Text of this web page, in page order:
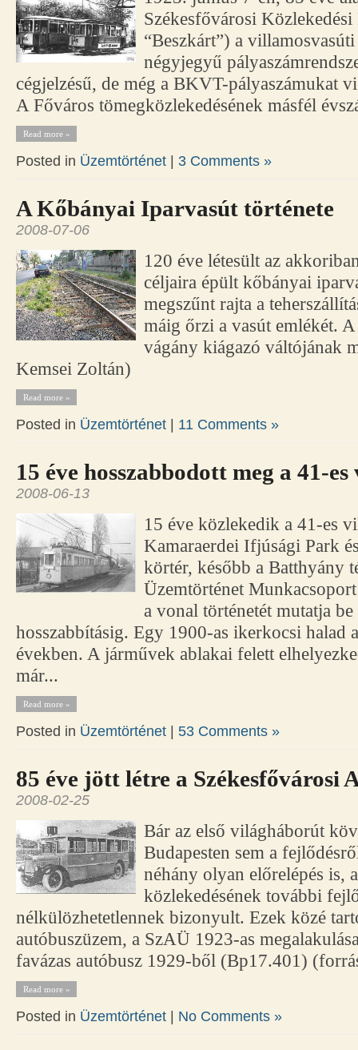
Székesfővárosi
“Beszkárt”) a
négyjegyű
cégjelzésű, de még a BKVT-pályaszámukat
A Főváros tömegközlekedésének másfél
Read more »
Posted in Üzemtörténet 3 Comments »
A Kőbányai Iparvasút története
2008-07-06
120 éve létesült az
céljaira épült kőbányai
megszűnt rajta a
máig őrzi a vasút emlékét.
vágány kiágazó váltójának
Kemsei Zoltán)
Read more »
Posted in Üzemtörténet 11 Comments »
15 éve hosszabbodott meg a 41-
2008-06-13
15 éve közlekedik a 41-es
Kamaraerdei Ifjúsági Park
körtér, később a Batthyány
Üzemtörténet
a vonal történetét mutatja
hosszabbításig. Egy 1900-as ikerkocsi halad
években. A járművek ablakai felett
már...
Read more »
Posted in Üzemtörténet 53 Comments »
85 éve jött létre a Székesfővárosi
2008-02-25
Bár az első világháborút
Budapesten sem a
néhány olyan előrelépés is,
közlekedésének további
nélkülözhetetlennek bizonyult. Ezek közé
autóbuszüzem, a SzAÜ 1923-as
favázas autóbusz 1929-ből (Bp17.401)
Read more »
Posted in Üzemtörténet No Comments »